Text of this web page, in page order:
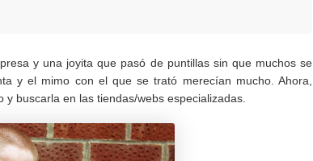
y una joyita que pasó de puntillas sin que muchos se
y el mimo con el que se trató merecían mucho. Ahora,
buscarla en las tiendas/webs especializadas.